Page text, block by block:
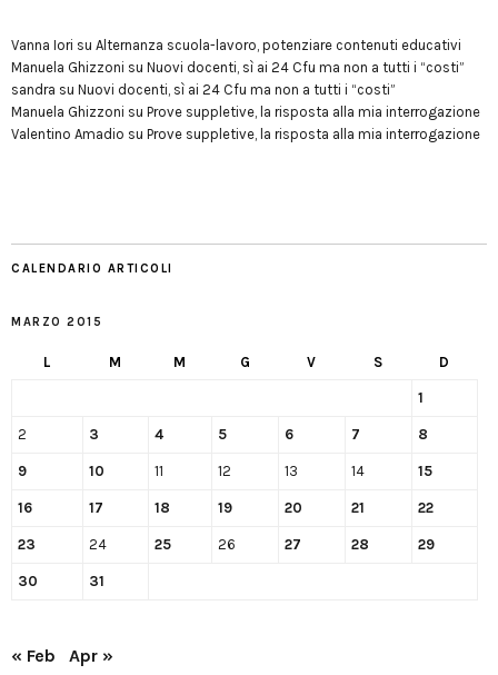
Vanna Iori su Alternanza scuola-lavoro, potenziare contenuti educativi
Manuela Ghizzoni su Nuovi docenti, sì ai 24 Cfu ma non a tutti i “costi”
sandra su Nuovi docenti, sì ai 24 Cfu ma non a tutti i “costi”
Manuela Ghizzoni su Prove suppletive, la risposta alla mia interrogazione
Valentino Amadio su Prove suppletive, la risposta alla mia interrogazione
CALENDARIO ARTICOLI
MARZO 2015
L M M G V S D
1
2 3 4 5 6 7 8
9 10 11 12 13 14 15
16 17 18 19 20 21 22
23 24 25 26 27 28 29
30 31
« Feb Apr »